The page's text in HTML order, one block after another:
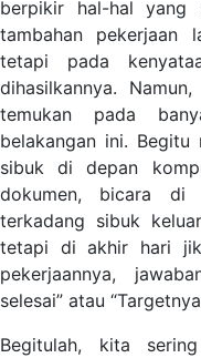
berpikir hal-hal yang
tambahan pekerjaan
tetapi pada
dihasilkannya.
temukan pada
belakangan ini.
sibuk di depan
dokumen, bicara di
terkadang sibuk
tetapi di akhir hari
pekerjaannya,
selesai” atau
Begitulah, kita